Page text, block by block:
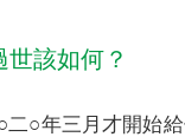
該如何？
○年三月才開始